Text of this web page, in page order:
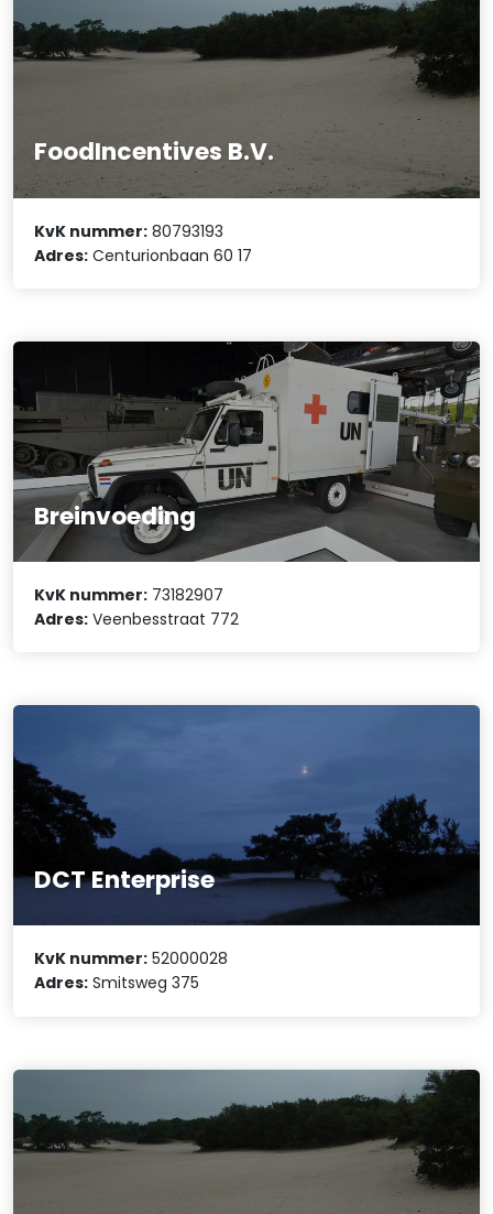
FoodIncentives B.V.
KvK nummer: 80793193
Adres: Centurionbaan 60 17
Breinvoeding
KvK nummer: 73182907
Adres: Veenbesstraat 772
DCT Enterprise
KvK nummer: 52000028
Adres: Smitsweg 375